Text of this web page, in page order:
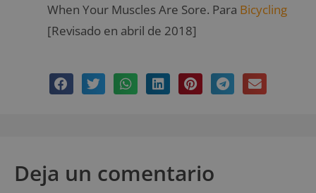
When Your Muscles Are Sore. Para Bicycling
[Revisado en abril de 2018]
Deja un comentario